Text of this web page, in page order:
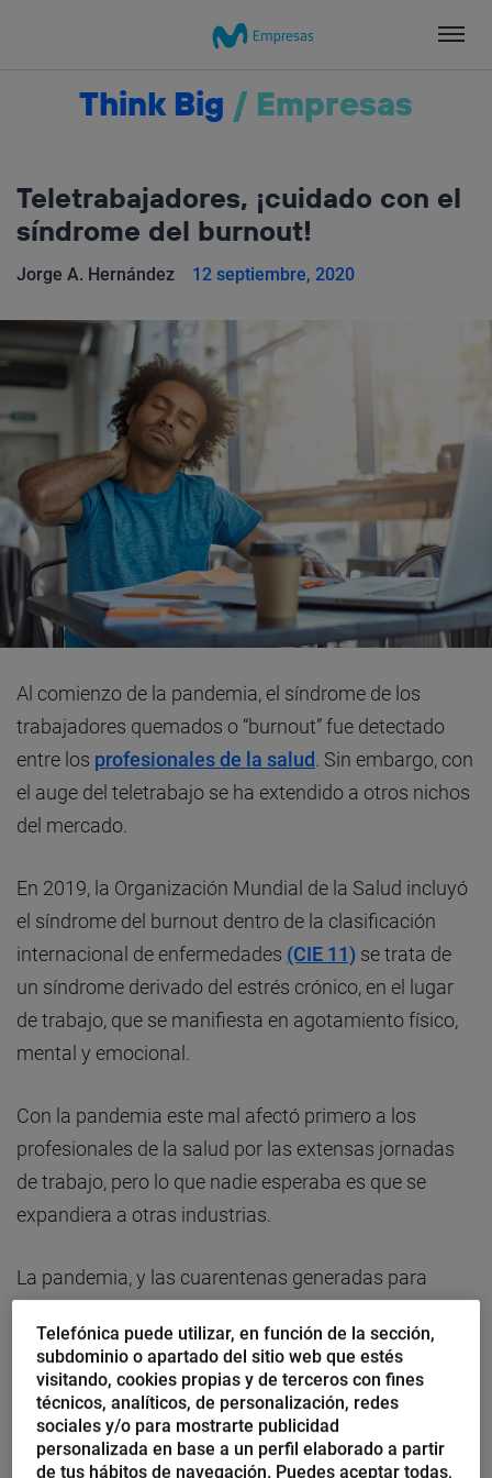
Think Big / Empresas
Teletrabajadores, ¡cuidado con el
síndrome del burnout!
Jorge A. Hernández 12 septiembre, 2020
Al comienzo de la pandemia, el síndrome de los
trabajadores quemados o “burnout” fue detectado
entre los profesionales de la salud. Sin embargo, con
el auge del teletrabajo se ha extendido a otros nichos
del mercado.
En 2019, la Organización Mundial de la Salud incluyó
el síndrome del burnout dentro de la clasificación
internacional de enfermedades (CIE 11) se trata de
un síndrome derivado del estrés crónico, en el lugar
de trabajo, que se manifiesta en agotamiento físico,
mental y emocional.
Con la pandemia este mal afectó primero a los
profesionales de la salud por las extensas jornadas
de trabajo, pero lo que nadie esperaba es que se
expandiera a otras industrias.
La pandemia, y las cuarentenas generadas para
que muchos trabajadores convirtieron sus hogares
en oficinas diluyendo las fronteras entre el espacio
personal y el laboral.
Por ello era común escuchar que los empleados
Telefónica puede utilizar, en función de la sección,
subdominio o apartado del sitio web que estés
visitando, cookies propias y de terceros con fines
técnicos, analíticos, de personalización, redes
sociales y/o para mostrarte publicidad
personalizada en base a un perfil elaborado a partir
de tus hábitos de navegación. Puedes aceptar todas,